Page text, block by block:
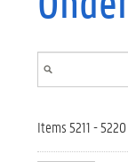
Items 5211 -